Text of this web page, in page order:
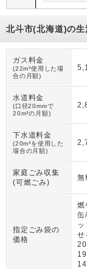
北斗市(北海道)の生
ガス料金
(22m³使用した場
合の月額)
水道料金
(口径20mmで
20m³の月額)
下水道料金
(20m³を使用した
場合の月額)
家庭ごみ収集
(可燃ごみ)
無
指定ごみ袋の
価格
燃
缶
せ